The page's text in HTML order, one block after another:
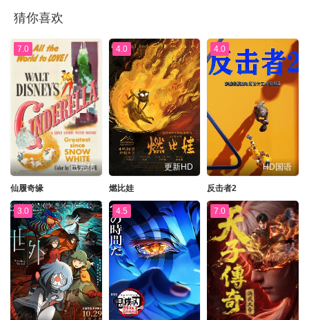
猜你喜欢
7.0
已完结
仙履奇缘
4.0
更新HD
燃比娃
4.0
HD国语
反击者2
3.0 4.5 7.0